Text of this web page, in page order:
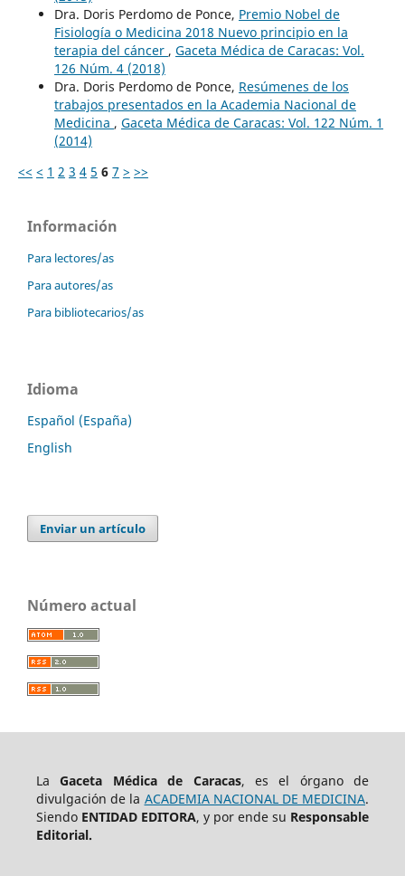
Dra. Doris Perdomo de Ponce, Premio Nobel de
Fisiología o Medicina 2018 Nuevo principio en la
terapia del cáncer , Gaceta Médica de Caracas: Vol.
126 Núm. 4 (2018)
Dra. Doris Perdomo de Ponce, Resúmenes de los
trabajos presentados en la Academia Nacional de
Medicina , Gaceta Médica de Caracas: Vol. 122 Núm. 1
(2014)
<< < 1 2 3 4 5 6 7 > >>
Información
Para lectores/as
Para autores/as
Para bibliotecarios/as
Idioma
Español (España)
English
Enviar un artículo
Número actual
LaGaceta Médica de Caracas, es el órgano de
divulgación de la ACADEMIA NACIONAL DE MEDICINA.
Siendo ENTIDAD EDITORA, y por ende su Responsable
Editorial.